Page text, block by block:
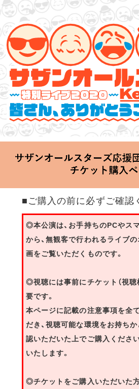
サザンオールスターズ 特別ライブ 2020
「Keep Smilin’～皆さん、ありがとうご
2020.06.25 Thu 20:00 Start at 横浜ア
■ご購入の前に必ずご確認
◎本公演は、お手持ちのPCやス
から、無観客で行われるライブ
画をご覧いただくものです。
◎視聴には事前にチケット（視聴
要です。
本ページに記載の注意事項を全
だき、視聴可能な環境をお持ち
認いただいた上でご購入くださ
いたします。
◎チケットをご購入いただいた